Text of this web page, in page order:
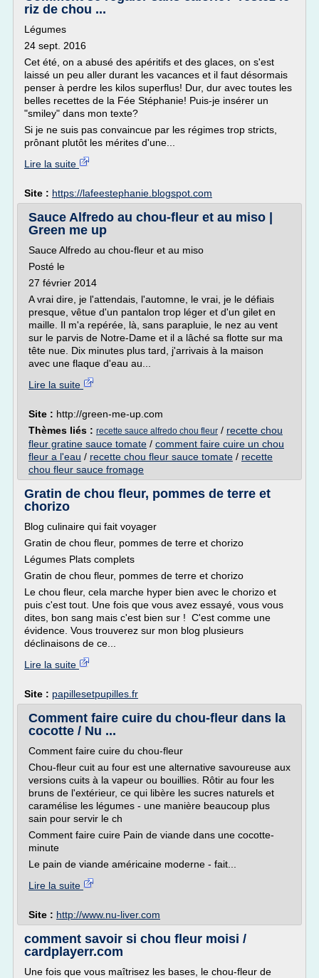
riz de chou ...
Légumes
24 sept. 2016
Cet été, on a abusé des apéritifs et des glaces, on s'est
laissé un peu aller durant les vacances et il faut désormais
penser à perdre les kilos superflus! Dur, dur avec toutes les
belles recettes de la Fée Stéphanie! Puis-je insérer un
"smiley" dans mon texte?
Si je ne suis pas convaincue par les régimes trop stricts,
prônant plutôt les mérites d'une...
Lire la suite
Site : https://lafeestephanie.blogspot.com
Sauce Alfredo au chou-fleur et au miso |
Green me up
Sauce Alfredo au chou-fleur et au miso
Posté le
27 février 2014
A vrai dire, je l'attendais, l'automne, le vrai, je le défiais
presque, vêtue d'un pantalon trop léger et d'un gilet en
maille. Il m'a repérée, là, sans parapluie, le nez au vent
sur le parvis de Notre-Dame et il a lâché sa flotte sur ma
tête nue. Dix minutes plus tard, j'arrivais à la maison
avec une flaque d'eau au...
Lire la suite
Site : http://green-me-up.com
Thèmes liés : recette sauce alfredo chou fleur / recette chou
fleur gratine sauce tomate / comment faire cuire un chou
fleur a l'eau / recette chou fleur sauce tomate / recette
chou fleur sauce fromage
Gratin de chou fleur, pommes de terre et
chorizo
Blog culinaire qui fait voyager
Gratin de chou fleur, pommes de terre et chorizo
Légumes Plats complets
Gratin de chou fleur, pommes de terre et chorizo
Le chou fleur, cela marche hyper bien avec le chorizo et
puis c'est tout. Une fois que vous avez essayé, vous vous
dites, bon sang mais c'est bien sur ! C'est comme une
évidence. Vous trouverez sur mon blog plusieurs
déclinaisons de ce...
Lire la suite
Site : papillesetpupilles.fr
Comment faire cuire du chou-fleur dans la
cocotte / Nu ...
Comment faire cuire du chou-fleur
Chou-fleur cuit au four est une alternative savoureuse aux
versions cuits à la vapeur ou bouillies. Rôtir au four les
bruns de l'extérieur, ce qui libère les sucres naturels et
caramélise les légumes - une manière beaucoup plus
sain pour servir le ch
Comment faire cuire Pain de viande dans une cocotte-
minute
Le pain de viande américaine moderne - fait...
Lire la suite
Site : http://www.nu-liver.com
comment savoir si chou fleur moisi /
cardplayerr.com
Une fois que vous maîtrisez les bases, le chou-fleur de